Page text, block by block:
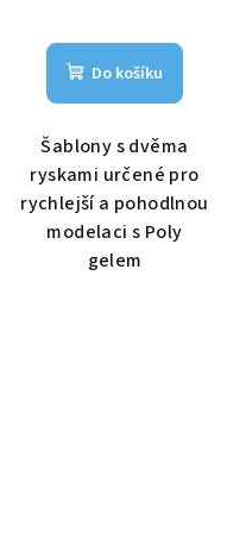
Do košíku
Šablony s dvěma
ryskami určené pro
rychlejší a pohodlnou
modelaci s Poly
gelem